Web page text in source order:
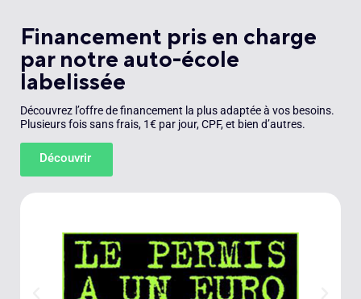
Financement pris en charge
par notre auto-école
labelissée
Découvrez l’offre de financement la plus adaptée à vos besoins.
Plusieurs fois sans frais, 1€ par jour, CPF, et bien d’autres.
Découvrir